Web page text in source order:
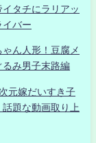
タチにラリアッ
イバー
ん人形！豆腐メ
るみ男子末路編
元嫁だいすき子
題な動画取り上